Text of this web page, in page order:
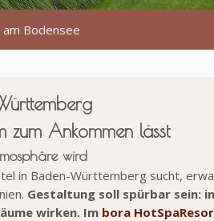
für Sie da
zum Ankommen lässt
wird
in Baden-Württemberg sucht,
Gestaltung soll spürbar sein:
wirken. Im bora